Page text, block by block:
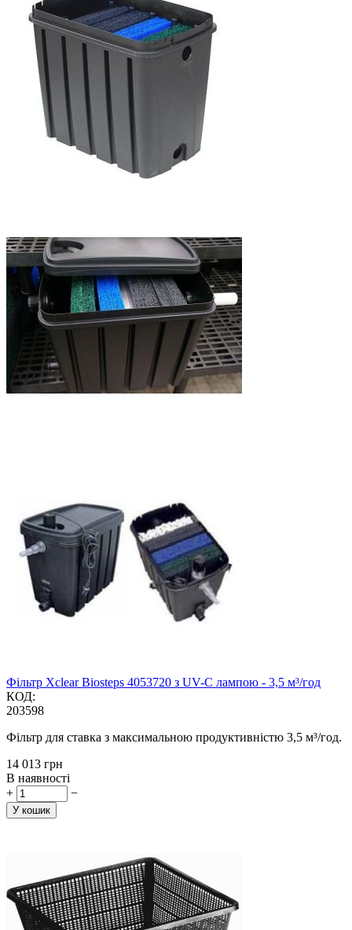
Фільтр Xclear Biosteps 4053720 з UV-C лампою - 3,5 м³/год
КОД:
203598
Фільтр для ставка з максимальною продуктивністю 3,5 м³/год.
‍14 013‍ грн
В наявності
+
−
У кошик